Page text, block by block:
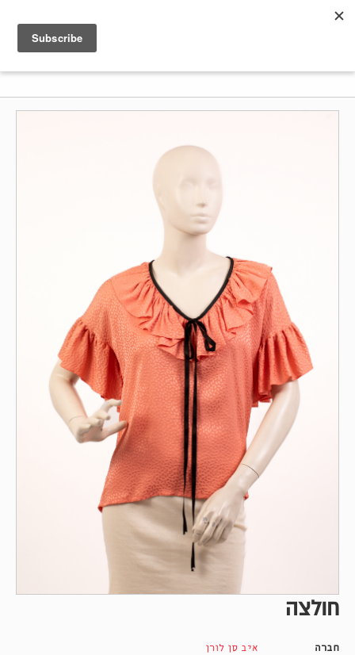
חולצה
חברה
איב סן לורן